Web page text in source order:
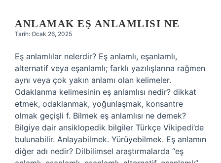
ANLAMAK EŞ ANLAMLISI NE
Tarih: Ocak 26, 2025
Eş anlamlılar nelerdir? Eş anlamlı, eşanlamlı,
alternatif veya eşanlamlı; farklı yazılışlarına rağmen
aynı veya çok yakın anlamı olan kelimeler.
Odaklanma kelimesinin eş anlamlısı nedir? dikkat
etmek, odaklanmak, yoğunlaşmak, konsantre
olmak geçişli f. Bilmek eş anlamlısı ne demek?
Bilgiye dair ansiklopedik bilgiler Türkçe Vikipedi’de
bulunabilir. Anlayabilmek. Yürüyebilmek. Eş anlamın
diğer adı nedir? Dilbilimsel araştırmalarda “eş